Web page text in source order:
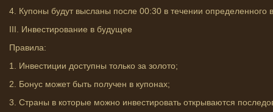
4. Купоны будут высланы после 00:30 в течении определенного
III. Инвестирование в будущее
Правила:
1. Инвестиции доступны только за золото;
2. Бонус может быть получен в купонах;
3. Страны в которые можно инвестировать открываются